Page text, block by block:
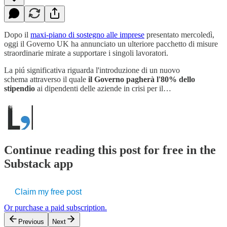
Dopo il maxi-piano di sostegno alle imprese presentato mercoledì,
oggi il Governo UK ha annunciato un ulteriore pacchetto di misure
straordinarie mirate a supportare i singoli lavoratori.
La piú significativa riguarda l'introduzione di un nuovo
schema attraverso il quale il Governo pagherà l'80% dello
stipendio ai dipendenti delle aziende in crisi per il…
Continue reading this post for free in the
Substack app
Claim my free post
Or purchase a paid subscription.
Previous Next